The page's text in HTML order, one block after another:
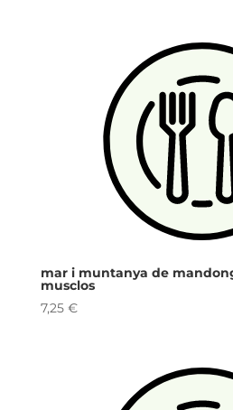
mar i muntanya de
musclos
7,25 €